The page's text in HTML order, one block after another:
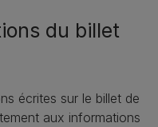
du billet
écrites sur le billet de
aux informations